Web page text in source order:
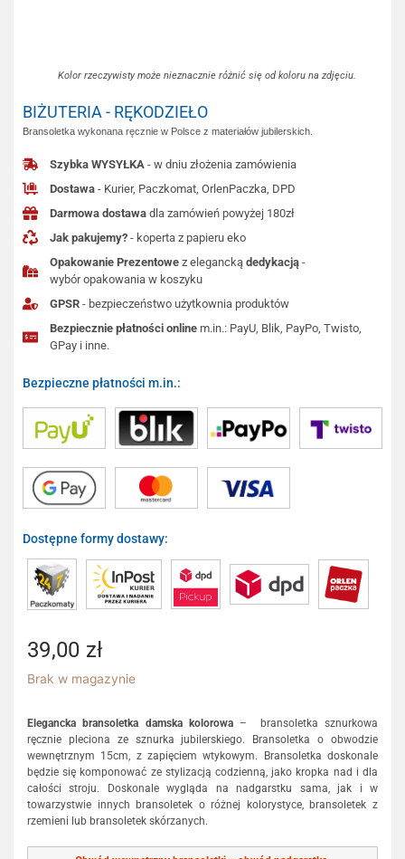
Kolor rzeczywisty może nieznacznie różnić się od koloru na zdjęciu.
BIŻUTERIA - RĘKODZIEŁO
Bransoletka wykonana ręcznie w Polsce z materiałów jubilerskich.
Szybka WYSYŁKA - w dniu złożenia zamówienia
Dostawa - Kurier, Paczkomat, OrlenPaczka, DPD
Darmowa dostawa dla zamówień powyżej 180zł
Jak pakujemy? - koperta z papieru eko
Opakowanie Prezentowe z eleganckądedykacją -
wybór opakowania w koszyku
GPSR - bezpieczeństwo użytkownia produktów
Bezpiecznie płatności online m.in.: PayU, Blik, PayPo, Twisto,
GPay i inne.
Bezpieczne płatności m.in.:
Dostępne formy dostawy:
39,00 zł
Brak w magazynie
Elegancka bransoletka damska kolorowa– bransoletka sznurkowa
ręcznie pleciona ze sznurka jubilerskiego. Bransoletka o obwodzie
wewnętrznym 15cm, z zapięciem wtykowym. Bransoletka doskonale
będzie się komponować ze stylizacją codzienną, jako kropka nad i dla
całości stroju. Doskonale wygląda na nadgarstku sama, jak i w
towarzystwie innych bransoletek o różnej kolorystyce, bransoletek z
rzemieni lub bransoletek skórzanych.